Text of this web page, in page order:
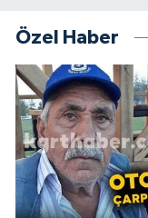
Özel Haber